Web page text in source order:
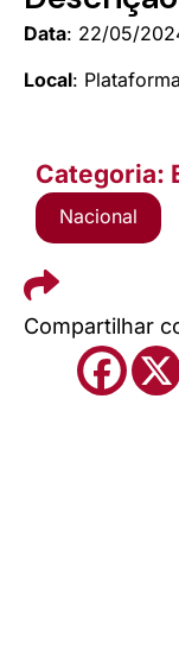
Data: 22/05/
Local:
Categoria:
Nacional
Compartilhar